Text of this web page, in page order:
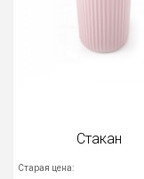
Стакан
Старая цена: